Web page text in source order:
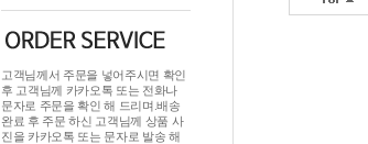
고객님께서 주문을 넣어주시면 확인
후 고객님께 카카오톡 또는 전화나
문자로 주문을 확인 해 드리며.배송
완료 후 주문 하신 고객님께 상품 사
진을 카카오톡 또는 문자로 발송 해